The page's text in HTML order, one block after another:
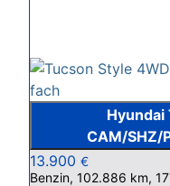
Hyundai
CAM/SHZ/
13.900 €
Benzin, 102.886 km,